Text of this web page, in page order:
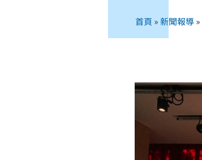
首頁 »新聞報導 »